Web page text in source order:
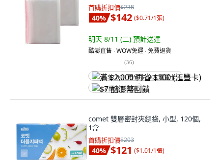
首購折扣價$238
40% $142 ($0.71/1張)
明天 8/11 (二) 預計送達
酷澎直售 ∙ WOW免運 ∙ 免費退貨
(36)
满 $2,000 再省 $100 (滙豐卡)
$7 酷澎幣回饋
comet 雙層密封夾鏈袋, 小型, 120個,
1盒
首購折扣價$203
40% $121 ($1.01/1張)